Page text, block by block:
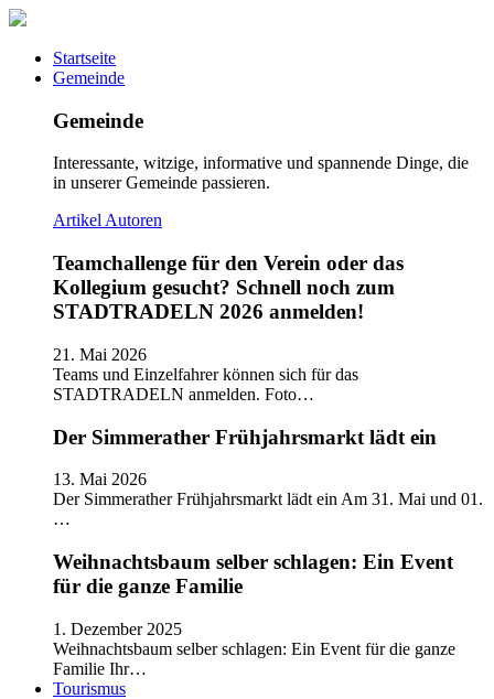
Startseite
Gemeinde
Gemeinde
Interessante, witzige, informative und spannende Dinge, die
in unserer Gemeinde passieren.
ArtikelAutoren
Teamchallenge für den Verein oder das
Kollegium gesucht? Schnell noch zum
STADTRADELN 2026 anmelden!
21. Mai 2026
Teams und Einzelfahrer können sich für das
STADTRADELN anmelden. Foto…
Der Simmerather Frühjahrsmarkt lädt ein
13. Mai 2026
Der Simmerather Frühjahrsmarkt lädt ein Am 31. Mai und 01.
…
Weihnachtsbaum selber schlagen: Ein Event
für die ganze Familie
1. Dezember 2025
Weihnachtsbaum selber schlagen: Ein Event für die ganze
Familie Ihr…
Tourismus